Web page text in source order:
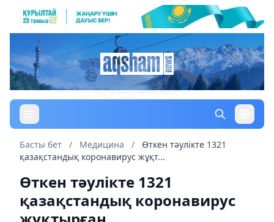
Басты бет / Медицина /
Өткен тәулікте 1321
қазақстандық коронавирус жұқт...
Өткен тәулікте 1321
қазақстандық коронавирус